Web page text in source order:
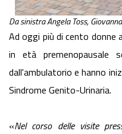
Da sinistra Angela Toss,
Ad oggi più di cento
in età premenopausale
dall'ambulatorio e hanno
Sindrome Genito-Urinaria.
«Nel corso delle visite